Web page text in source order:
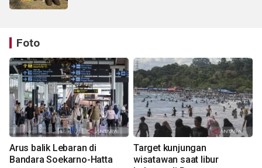
Foto
Arus balik Lebaran di
Bandara Soekarno-Hatta
Target kunjungan
wisatawan saat libur